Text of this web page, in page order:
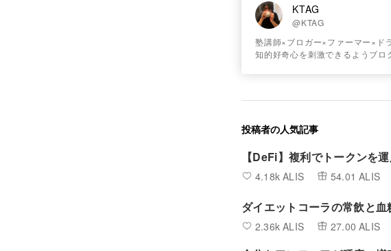
KTAG
@KTAG
塾講師×ブロガー×ファーマー×ド
知的好奇心を刺激できるようブロ
投稿者の人気記事
【DeFi】複利でトークンを
4.18k ALIS 54.01 ALIS
ダイエットコーラの常飲と
2.36k ALIS 27.00 ALIS